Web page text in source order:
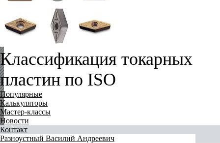
Классификация токарных
пластин по ISO
Популярные
Калькуляторы
Мастер-классы
Новости
Контакт
Разноустный Василий Андреевич